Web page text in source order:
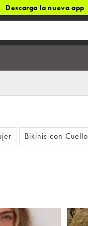
Descarga la nueva app
Bikinis con